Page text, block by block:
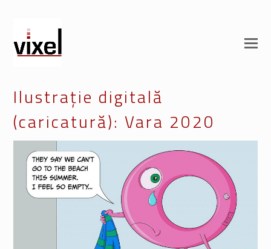
Ilustrație digitală
(caricatură): Vara 2020